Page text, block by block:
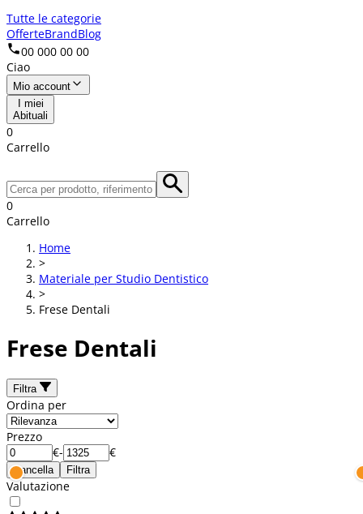
Tutte le categorie
OfferteBrandBlog
00 000 00 00
Ciao
Mio account
I miei
Abituali
0
Carrello
0
Carrello
Home
>
Materiale per Studio Dentistico
>
Frese Dentali
Frese Dentali
Filtra
Ordina per
Prezzo
€- €
Cancella Filtra
Valutazione